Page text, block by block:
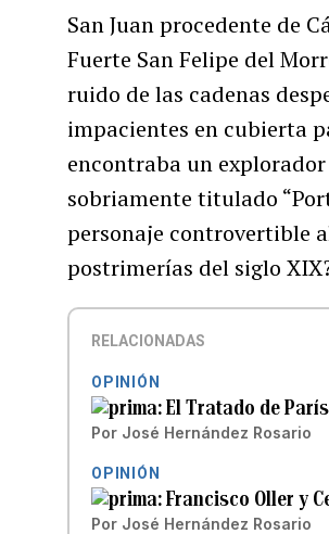
San Juan procedente de
Fuerte San Felipe del
ruido de las cadenas
impacientes en cubierta
encontraba un
sobriamente titulado
personaje controvertible
postrimerías del siglo
RELACIONADAS
OPINIÓN
El Tratado de
Por José Hernández Rosario
OPINIÓN
Francisco Oller y
Por José Hernández Rosario